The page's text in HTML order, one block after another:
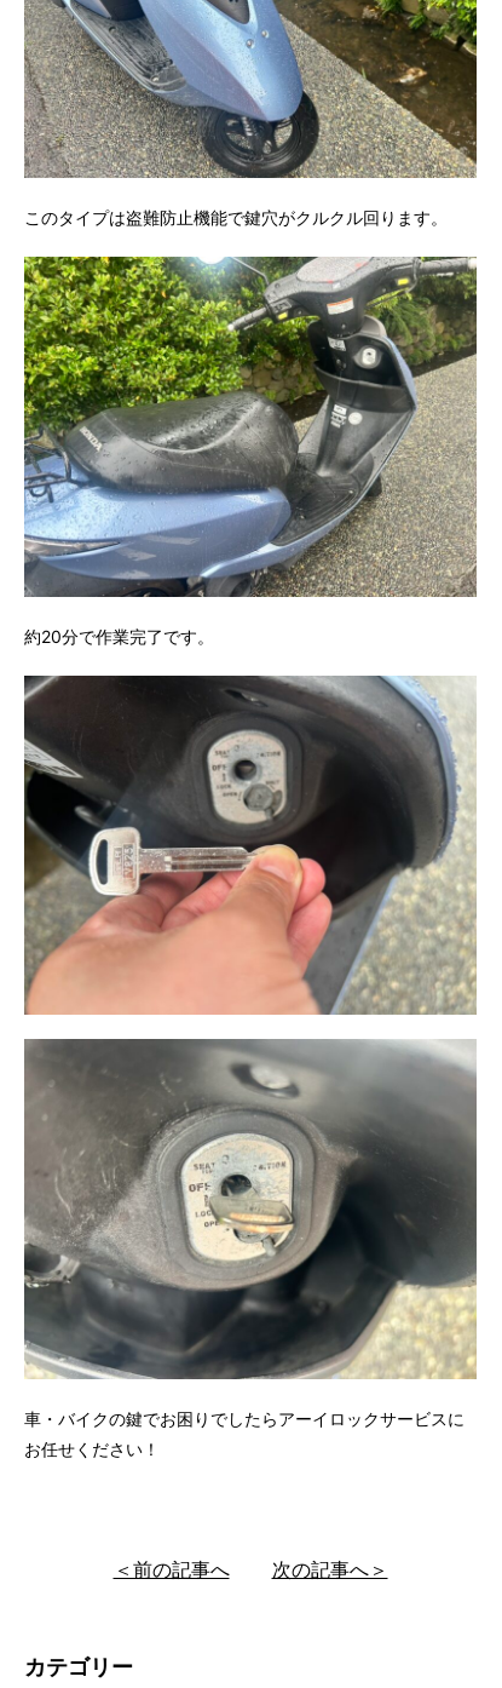
このタイプは盗難防止機能で鍵穴がクルクル回ります。
約20分で作業完了です。
車・バイクの鍵でお困りでしたらアーイロックサービスに
お任せください！
＜前の記事へ 次の記事へ＞
カテゴリー